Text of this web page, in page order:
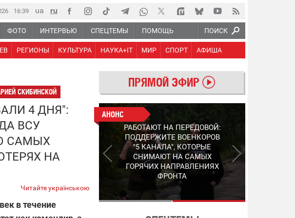
ПОИСК
16 39
ФОТО ИНТЕРВЬЮ СПЕЦТЕМЫ ПОМОЩЬ
РЕГИОНЫ КУЛЬТУРА НАУКА+IT МИР СПОРТ АФИША
СКИБИНСКОЙ
4 ДНЯ":
ВСУ
САМЫХ
НА
Читайте українською
в течение
ПРЯМОЙ ЭФИР
АНОНС
СЛЕДУЮЩЕЕ ПОКОЛЕНИЕ
PEP: КАК УКРАИНСКИЙ
STEP-3 МЕНЯЕТ ПРАВИЛА
ИГРЫ В ОБНАРУЖЕНИИ FPV-
ДРОНОВ
АНОНС
РАБОТАЮТ НА ПЕРЕДОВОЙ:
ПОДДЕРЖИТЕ ВОЕНКОРОВ
"5 КАНАЛА", КОТОРЫЕ
СНИМАЮТ НА САМЫХ
ГОРЯЧИХ НАПРАВЛЕНИЯХ
ФРОНТА